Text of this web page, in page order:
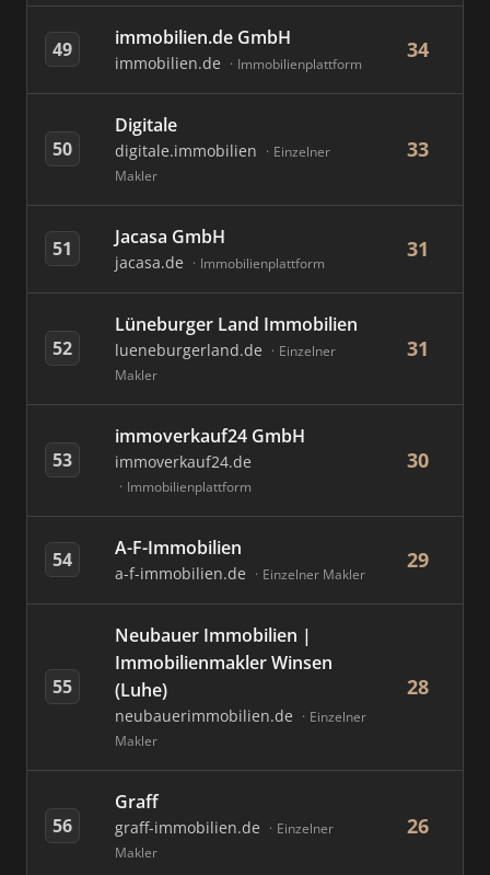
49 immobilien.de GmbH
immobilien.de Immobilienplattform
34
50
Digitale
digitale.immobilien
Einzelner
Makler
33
51 Jacasa GmbH
jacasa.de Immobilienplattform
31
52
Lüneburger Land Immobilien
lueneburgerland.de
Einzelner
Makler
31
53
immoverkauf24 GmbH
immoverkauf24.de
Immobilienplattform
30
54 A-F-Immobilien
a-f-immobilien.de Einzelner Makler
29
55
Neubauer Immobilien |
Immobilienmakler Winsen
(Luhe)
neubauerimmobilien.de
Einzelner
Makler
28
56
Graff
graff-immobilien.de
Einzelner
Makler
26